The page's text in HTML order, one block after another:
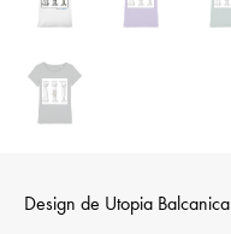
Design de Utopia Balcanica